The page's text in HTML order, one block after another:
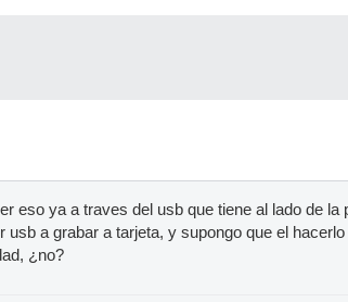
eso ya a traves del usb que tiene al lado de la
usb a grabar a tarjeta, y supongo que el
¿no?